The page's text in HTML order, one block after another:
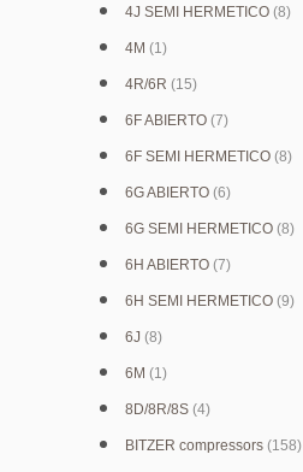
4J SEMI HERMETICO (8)
4M (1)
4R/6R (15)
6F ABIERTO (7)
6F SEMI HERMETICO (8)
6G ABIERTO (6)
6G SEMI HERMETICO (8)
6H ABIERTO (7)
6H SEMI HERMETICO (9)
6J (8)
6M (1)
8D/8R/8S (4)
BITZER compressors (158)